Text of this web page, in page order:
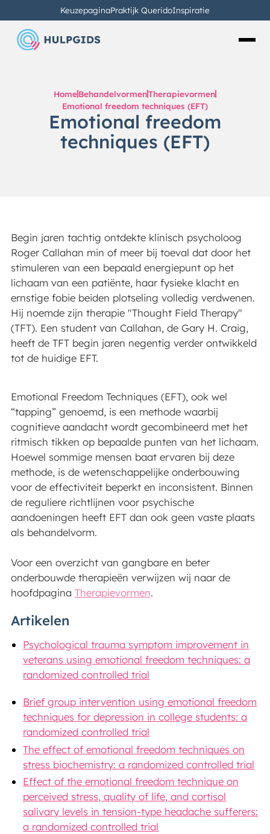
KeuzepaginaPraktijk QueridoInspiratie
HomeBehandelvormenTherapievormen
Emotional freedom techniques (EFT)
Emotional freedom
techniques (EFT)
Begin jaren tachtig ontdekte klinisch psycholoog
Roger Callahan min of meer bij toeval dat door het
stimuleren van een bepaald energiepunt op het
lichaam van een patiënte, haar fysieke klacht en
ernstige fobie beiden plotseling volledig verdwenen.
Hij noemde zijn therapie "Thought Field Therapy"
(TFT). Een student van Callahan, de Gary H. Craig,
heeft de TFT begin jaren negentig verder ontwikkeld
tot de huidige EFT.
Emotional Freedom Techniques (EFT), ook wel
“tapping” genoemd, is een methode waarbij
cognitieve aandacht wordt gecombineerd met het
ritmisch tikken op bepaalde punten van het lichaam.
Hoewel sommige mensen baat ervaren bij deze
methode, is de wetenschappelijke onderbouwing
voor de effectiviteit beperkt en inconsistent. Binnen
de reguliere richtlijnen voor psychische
aandoeningen heeft EFT dan ook geen vaste plaats
als behandelvorm.
Voor een overzicht van gangbare en beter
onderbouwde therapieën verwijzen wij naar de
hoofdpagina Therapievormen.
Artikelen
Psychological trauma symptom improvement in
veterans using emotional freedom techniques: a
randomized controlled trial
Brief group intervention using emotional freedom
techniques for depression in college students: a
randomized controlled trial
The effect of emotional freedom techniques on
stress biochemistry: a randomized controlled trial
Effect of the emotional freedom technique on
perceived stress, quality of life, and cortisol
salivary levels in tension-type headache sufferers:
a randomized controlled trial